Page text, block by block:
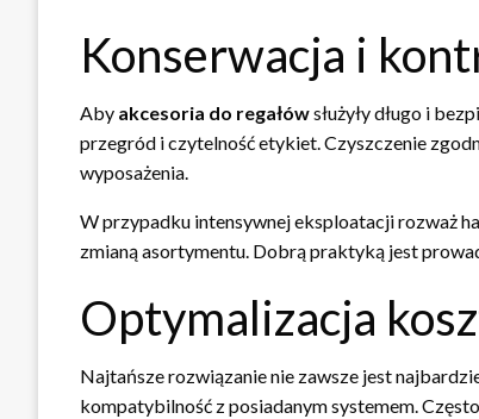
Konserwacja i
Aby akcesoria do regałówsłużyły długo i
przegród i czytelność etykiet. Czyszczenie
wyposażenia.
W przypadku intensywnej eksploatacji rozważ
zmianą asortymentu. Dobrą praktyką jest
Optymalizacja
Najtańsze rozwiązanie nie zawsze jest
kompatybilność z posiadanym systemem.